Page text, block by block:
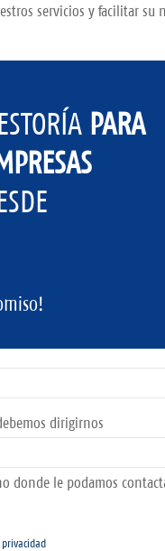
PARA
dirigirnos
donde le podamos
servicios y facilitar su